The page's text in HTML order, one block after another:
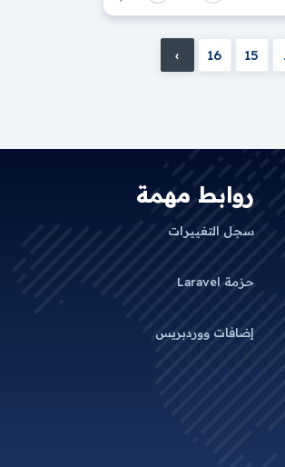
15
16
›
روابط مهمة
سجل التغييرات
حزمة Laravel
إضافات ووردبريس